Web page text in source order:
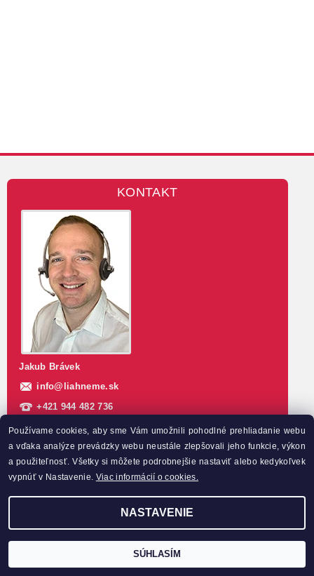
KONTAKT
Jakub Brávek
info@ liahneme.sk
+421 944 482 736
Sledujte náš FB
INFORMÁCIE PRE VÁS
Všetko o nákupe
Všeobecné obchodné podmienky
Možnosť vrátenia tovaru do 14 dní
Používame cookies, aby sme Vám umožnili pohodlné prehliadanie webu
a vďaka analýze prevádzky webu neustále zlepšovali jeho funkcie, výkon
a použiteľnosť. Všetky si môžete podrobnejšie nastaviť alebo kedykoľvek
vypnúť v Nastavenie. Viac informácií o cookies.
NASTAVENIE
SÚHLASÍM